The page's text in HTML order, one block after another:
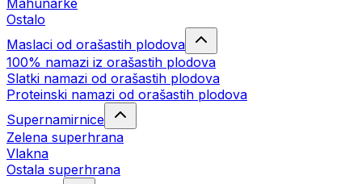
Mahunarke
Ostalo
Maslaci od orašastih plodova
100% namazi iz orašastih plodova
Slatki namazi od orašastih plodova
Proteinski namazi od orašastih plodova
Supernamirnice
Zelena superhrana
Vlakna
Ostala superhrana